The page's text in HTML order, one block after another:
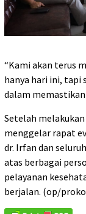
“Kami akan terus
hanya hari ini, tapi
dalam
Setelah
menggelar rapat
dr. Irfan dan
atas berbagai
pelayanan
berjalan. (op/